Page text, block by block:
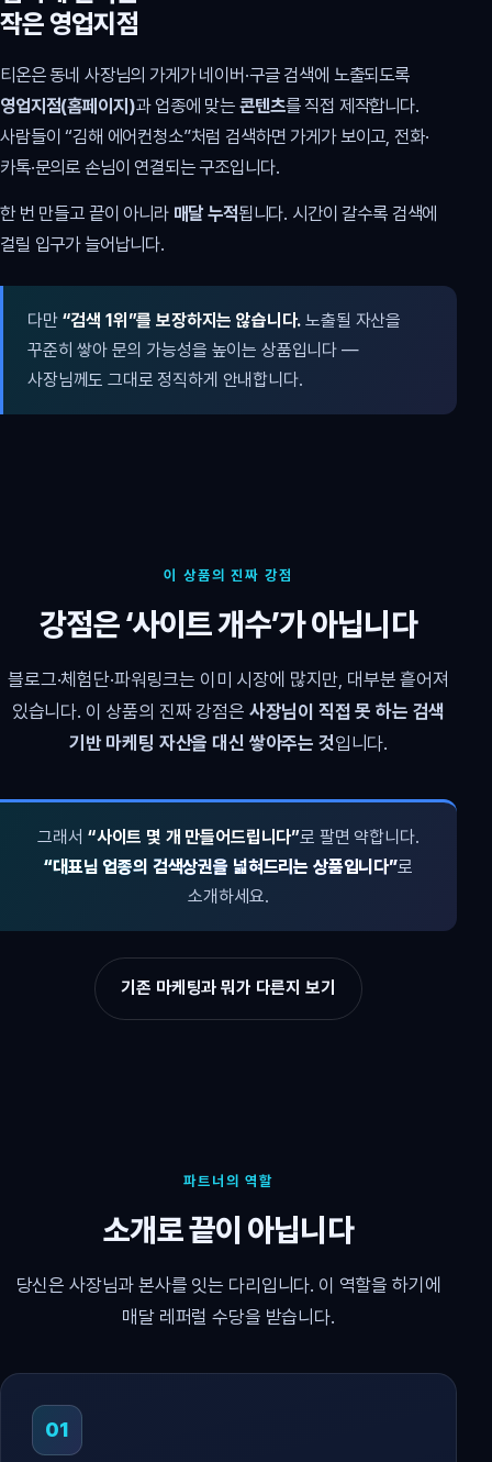
작은 영업지점
티온은 동네 사장님의 가게가 네이버·구글 검색에 노출되도록
영업지점(홈페이지)과 업종에 맞는 콘텐츠를 직접 제작합니다.
사람들이 “김해 에어컨청소”처럼 검색하면 가게가 보이고, 전화·
카톡·문의로 손님이 연결되는 구조입니다.
한 번 만들고 끝이 아니라 매달 누적됩니다. 시간이 갈수록 검색에
걸릴 입구가 늘어납니다.
다만 “검색 1위”를 보장하지는 않습니다. 노출될 자산을
꾸준히 쌓아 문의 가능성을 높이는 상품입니다 —
사장님께도 그대로 정직하게 안내합니다.
이 상품의 진짜 강점
강점은 ‘사이트 개수’가 아닙니다
블로그·체험단·파워링크는 이미 시장에 많지만, 대부분 흩어져
있습니다. 이 상품의 진짜 강점은 사장님이 직접 못 하는 검색
기반 마케팅 자산을 대신 쌓아주는 것입니다.
그래서 “사이트 몇 개 만들어드립니다”로 팔면 약합니다.
“대표님 업종의 검색상권을 넓혀드리는 상품입니다”로
소개하세요.
기존 마케팅과 뭐가 다른지 보기
파트너의 역할
소개로 끝이 아닙니다
당신은 사장님과 본사를 잇는 다리입니다. 이 역할을 하기에
매달 레퍼럴 수당을 받습니다.
01